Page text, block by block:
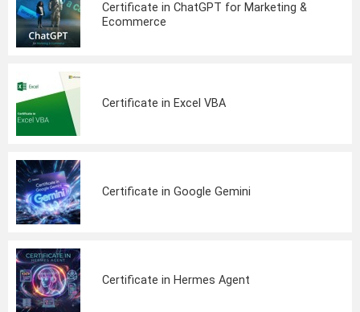
Certificate in ChatGPT for Marketing &
Ecommerce
Certificate in Excel VBA
Certificate in Google Gemini
Certificate in Hermes Agent